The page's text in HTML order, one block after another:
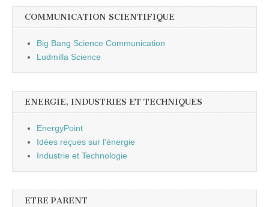
COMMUNICATION SCIENTIFIQUE
Big Bang Science Communication
Ludmilla Science
ENERGIE, INDUSTRIES ET TECHNIQUES
EnergyPoint
Idées reçues sur l'énergie
Industrie et Technologie
ETRE PARENT